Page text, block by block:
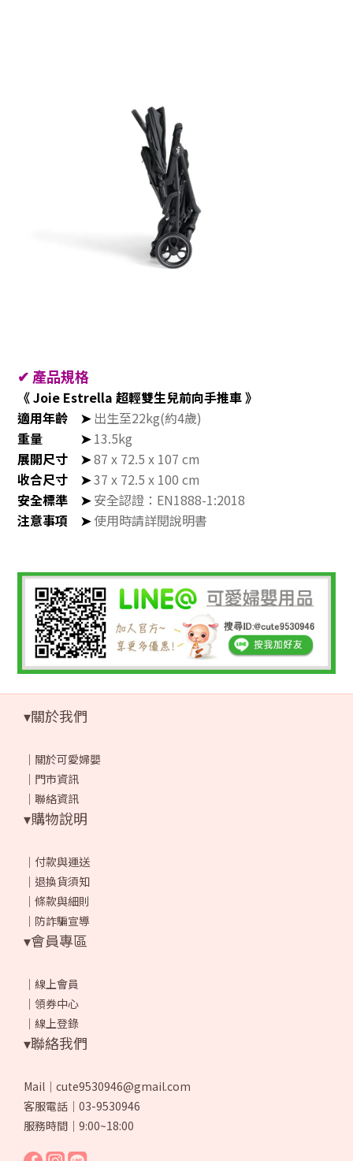
✔ 產品規格
《 Joie Estrella 超輕雙生兒前向手推車 》
適用年齡 ➤ 出生至22kg(約4歲)
重量 ➤13.5kg
展開尺寸 ➤87 x 72.5 x 107 cm
收合尺寸 ➤37 x 72.5 x 100 cm
安全標準
➤安全認證：EN1888-1:2018
注意事項 ➤使用時請詳閱說明書
▾關於我們
｜ 關於可愛婦嬰
｜ 門市資訊
｜ 聯絡資訊
▾購物說明
｜ 付款與運送
｜ 退換貨須知
｜ 條款與細則
｜ 防詐騙宣導
▾會員專區
｜ 線上會員
｜ 領券中心
｜ 線上登錄
▾聯絡我們
Mail｜cute9530946@gmail.com
客服電話｜03-9530946
服務時間｜9:00~18:00